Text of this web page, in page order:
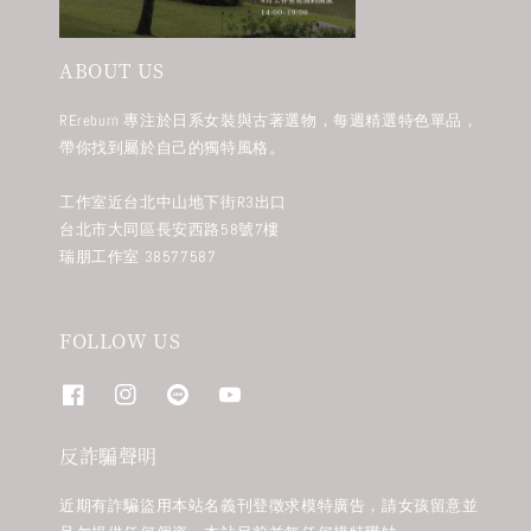
ABOUT US
REreburn 專注於日系女裝與古著選物，每週精選特色單品，
帶你找到屬於自己的獨特風格。
工作室近台北中山地下街R3出口
台北市大同區長安西路58號7樓
瑞朋工作室 38577587
FOLLOW US
反詐騙聲明
近期有詐騙盜用本站名義刊登徵求模特廣告，請女孩留意並